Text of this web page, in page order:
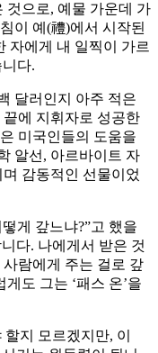
것으로, 예물 가운데 가
이 예(禮)에서 시작된
자에게 내 일찍이 가르
다.
달러인지 아주 적은
에 지휘자로 성공한
미국인들의 도움을
알선, 아르바이트 자
감동적인 선물이었
게 갚느냐?”고 했을
다. 나에게서 받은 것
람에게 주는 걸로 갚
도 그는 ‘패스 온’을
지 모르겠지만, 이